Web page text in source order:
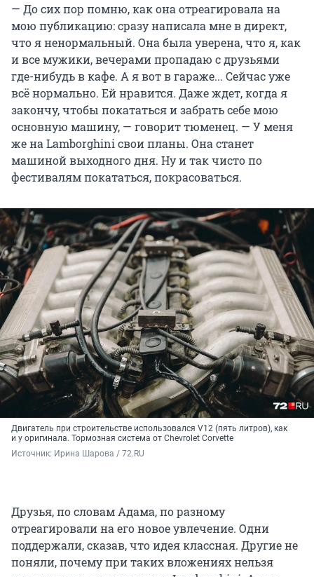
— До сих пор помню, как она отреагировала на
мою публикацию: сразу написала мне в директ,
что я ненормальный. Она была уверена, что я, как
и все мужики, вечерами пропадаю с друзьями
где-нибудь в кафе. А я вот в гараже... Сейчас уже
всё нормально. Ей нравится. Даже ждет, когда я
закончу, чтобы покататься и забрать себе мою
основную машину, — говорит тюменец. — У меня
же на Lamborghini свои планы. Она станет
машиной выходного дня. Ну и так чисто по
фестивалям покататься, покрасоваться.
Двигатель при строительстве использовался V12 (пять литров), как
и у оригинала. Тормозная система от Chevrolet Corvette
Источник: Ирина Шарова / 72.RU
Друзья, по словам Адама, по разному
отреагировали на его новое увлечение. Одни
поддержали, сказав, что идея классная. Другие не
поняли, почему при таких вложениях нельзя